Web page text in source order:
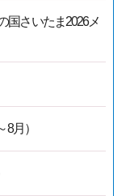
国さいたま2026メ
月）